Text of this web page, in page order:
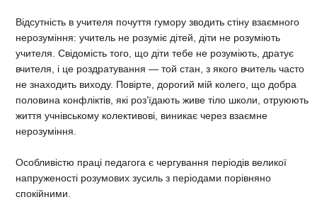
Відсутність в учителя почуття гумору зводить стіну взаємного
нерозуміння: учитель не розуміє дітей, діти не розуміють
учителя. Свідомість того, що діти тебе не розуміють, дратує
вчителя, і це роздратування — той стан, з якого вчитель часто
не знаходить виходу. Повірте, дорогий мій колего, що добра
половина конфліктів, які роз’їдають живе тіло школи, отруюють
життя учнівському колективові, виникає через взаємне
нерозуміння.
Особливістю праці педагога є чергування періодів великої
напруженості розумових зусиль з періодами порівняно
спокійними.